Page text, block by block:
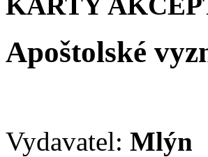
Apoštolské
Vydavatel: Mlýn